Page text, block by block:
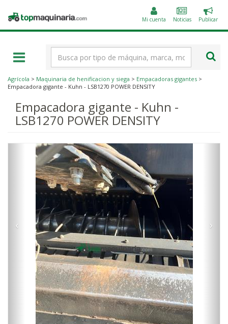
Topmaquinaria.com Mi cuenta Noticias
un
Publicar
Agrícola > Maquinaria de henificacion y siega > Empacadoras gigantes >
Empacadora gigante - Kuhn - LSB1270 POWER DENSITY
Empacadora gigante - Kuhn -
LSB1270 POWER DENSITY
‹ ›